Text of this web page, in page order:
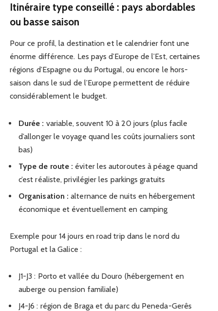
Itinéraire type conseillé : pays abordables
ou basse saison
Pour ce profil, la destination et le calendrier font une
énorme différence. Les pays d’Europe de l’Est, certaines
régions d’Espagne ou du Portugal, ou encore le hors-
saison dans le sud de l’Europe permettent de réduire
considérablement le budget.
Durée : variable, souvent 10 à 20 jours (plus facile
d’allonger le voyage quand les coûts journaliers sont
bas)
Type de route : éviter les autoroutes à péage quand
c’est réaliste, privilégier les parkings gratuits
Organisation : alternance de nuits en hébergement
économique et éventuellement en camping
Exemple pour 14 jours en road trip dans le nord du
Portugal et la Galice :
J1-J3 : Porto et vallée du Douro (hébergement en
auberge ou pension familiale)
J4-J6 : région de Braga et du parc du Peneda-Gerês